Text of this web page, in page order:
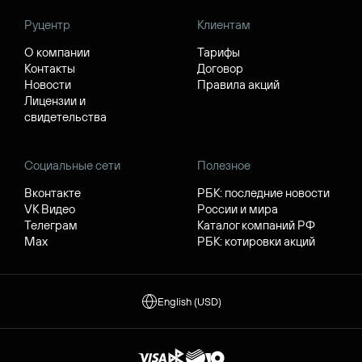
Руцентр
О компании
Контакты
Новости
Лицензии и
свидетельства
Клиентам
Тарифы
Договор
Правила акций
Социальные сети
Вконтакте
VK Видео
Телеграм
Max
Полезное
РБК: последние новости
России и мира
Каталог компаний РФ
РБК: котировки акций
English (USD)